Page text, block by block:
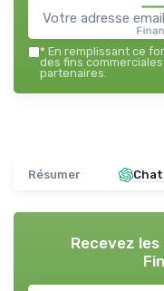
* En remplissant ce
des fins
partenaires.
Résumer
Recevez